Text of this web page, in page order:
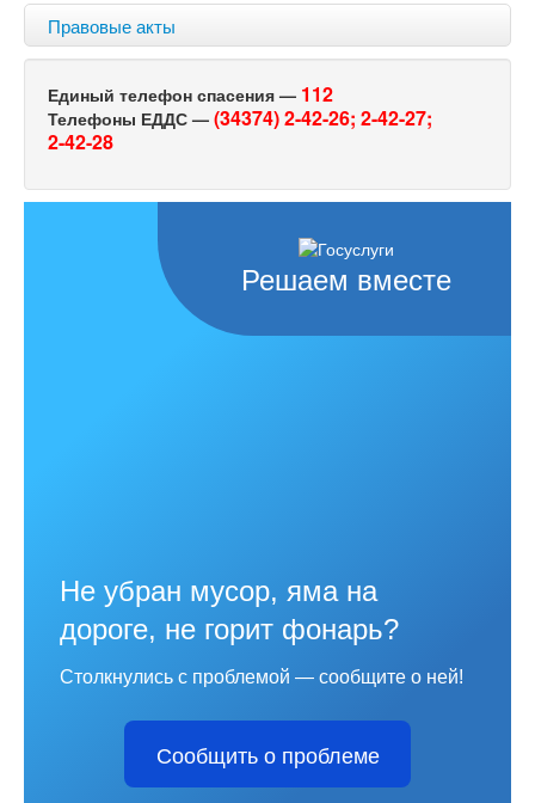
Правовые акты
Единый телефон спасения — 112
Телефоны ЕДДС — (34374) 2-42-26; 2-42-27;
2-42-28
Решаем вместе
Не убран мусор, яма на
дороге, не горит фонарь?
Столкнулись с проблемой — сообщите о ней!
Сообщить о проблеме